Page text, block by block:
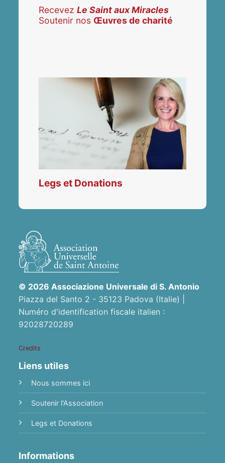
RecevezLe Saint aux Miracles
Soutenir nos Œuvres de charité
Legs et Donations
© 2026 Associazione Universale di S. Antonio
Piazza del Santo 2 - 35123 Padova (Italie) |
Numéro d'identification fiscale italien :
92028720289
Credits
Liens utiles
Nous sommes ici
Soutenir l'Association
Legs et Donations
Informations